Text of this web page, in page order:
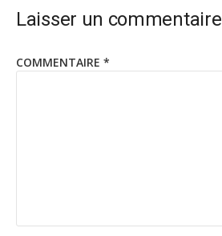
Laisser un commentaire
COMMENTAIRE *